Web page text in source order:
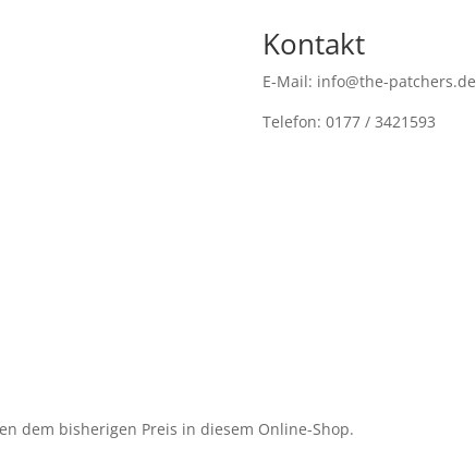
Kontakt
E-Mail: info@the-patchers.de
Telefon: 0177 / 3421593
dem bisherigen Preis in diesem Online-Shop.